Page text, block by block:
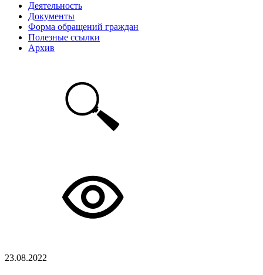
Деятельность
Документы
Форма обращений граждан
Полезные ссылки
Архив
23.08.2022